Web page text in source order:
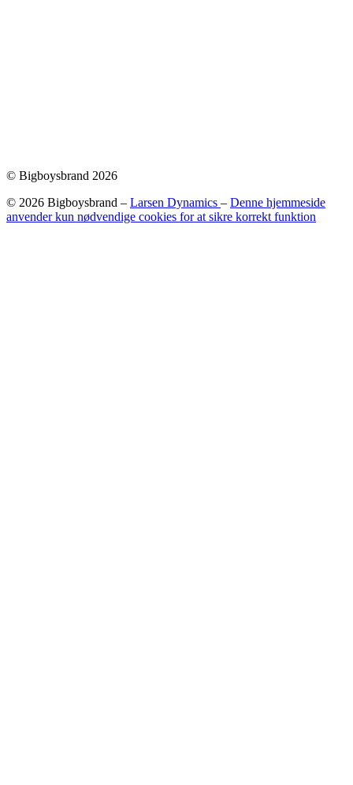
© Bigboysbrand 2026
© 2026 Bigboysbrand – Larsen Dynamics – Denne hjemmeside
anvender kun nødvendige cookies for at sikre korrekt funktion